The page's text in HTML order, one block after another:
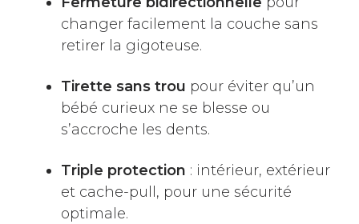
changer facilement la couche sans
retirer la gigoteuse.
Tirette sans trou pour éviter qu’un
bébé curieux ne se blesse ou
s’accroche les dents.
Triple protection : intérieur, extérieur
et cache-pull, pour une sécurité
optimale.